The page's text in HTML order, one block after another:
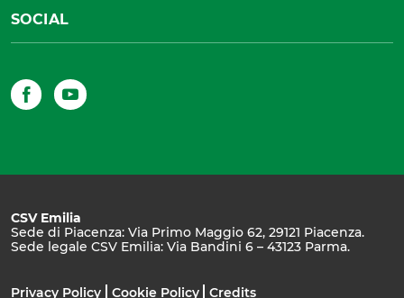
SOCIAL
Facebook
CSV Emilia
Sede di Piacenza: Via Primo Maggio 62, 29121 Piacenza.
Sede legale CSV Emilia: Via Bandini 6 – 43123 Parma.
Privacy Policy Cookie Policy Credits